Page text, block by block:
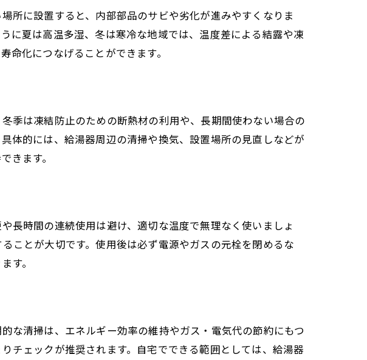
メリット
持方法
いチェック法
する理由を知る
違いを理解する
ブル事例
選び方
方法
リットとは
金の特徴
バランス術
所に設置すると、内部部品のサビや劣化が進みやすくなりま
に夏は高温多湿、冬は寒冷な地域では、温度差による結露や凍
命化につなげることができます。
季は凍結防止のための断熱材の利用や、長期間使わない場合の
体的には、給湯器周辺の清掃や換気、設置場所の見直しなどが
きます。
長時間の連続使用は避け、適切な温度で無理なく使いましょ
ことが大切です。使用後は必ず電源やガスの元栓を閉めるな
す。
な清掃は、エネルギー効率の維持やガス・電気代の節約にもつ
チェックが推奨されます。自宅でできる範囲としては、給湯器